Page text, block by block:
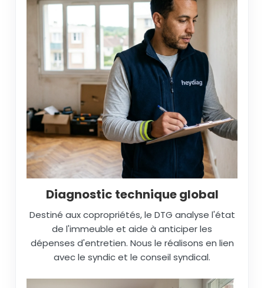
Diagnostic technique global
Destiné aux copropriétés, le DTG analyse l'état
de l'immeuble et aide à anticiper les
dépenses d'entretien. Nous le réalisons en lien
avec le syndic et le conseil syndical.